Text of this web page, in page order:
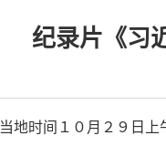
纪录片《习
当地时间１０月２９日